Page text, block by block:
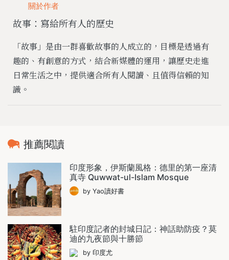
關於作者
故事：寫給所有人的歷史
「故事」是由一群喜歡故事的人成立的，目標是透過有
趣的、有創意的方式，結合新媒體的運用，讓歷史走進
日常生活之中，提供適合所有人閱讀、且值得信賴的知
識。
推薦閱讀
印度形象，伊斯蘭風格：德里的第一座清
真寺 Quwwat-ul-Islam Mosque
by Yao讀好書
駐印度記者的封城日記：神話助防疫？莫
迪的九夜節與十勝節
by 印度尤